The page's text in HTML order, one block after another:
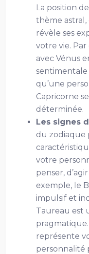
La position
thème astral,
révèle ses
votre vie.
avec Vénus
qu’une
Capricorne
déterminée.
Les signes
du zodiaque
votre
penser,
exemple, le
impulsif et
Taureau est
pragmatique.
représente
personnalité